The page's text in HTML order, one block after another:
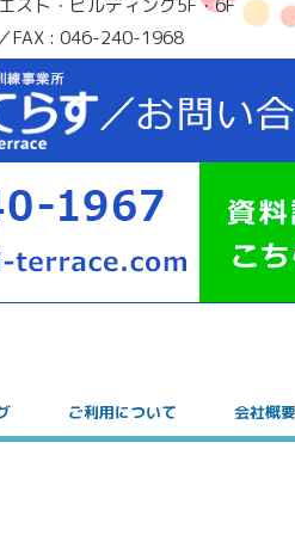
スト・ビルディング5F・6F
FAX : 046-240-1968
ご利用について 会社概